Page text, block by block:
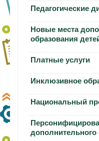
Педагогические
Новые места
образования
Платные услуги
Инклюзивное
Национальный
дополнительного